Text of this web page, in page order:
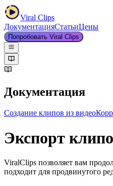
Viral Clips
ДокументацияСтатьиЦены
Попробовать Viral Clips
Документация
Создание клипов из видео
Экспорт
ViralClips позволяет вам
подходит для продвинутого